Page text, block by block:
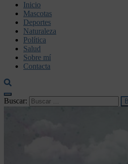
dnaservic.es
Inicio
Mascotas
Deportes
Naturaleza
Política
Salud
Sobre mí
Contacta
Buscar: